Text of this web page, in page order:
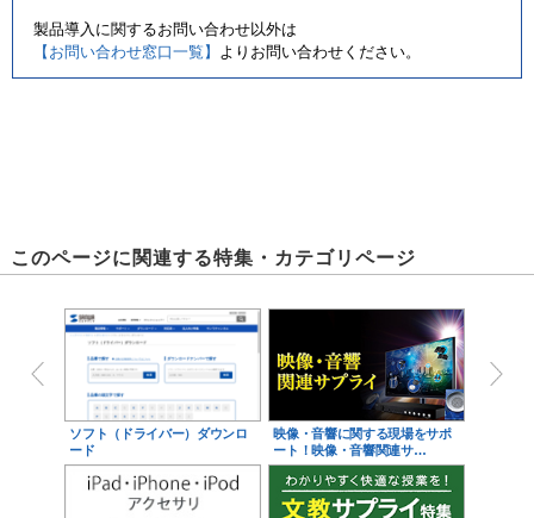
製品導入に関するお問い合わせ以外は
【お問い合わせ窓口一覧】
よりお問い合わせください。
このページに関連する特集・カテゴリページ
ソフト（ドライバー）ダウンロ
ード
映像・音響に関する現場をサポ
ート！映像・音響関連サ…